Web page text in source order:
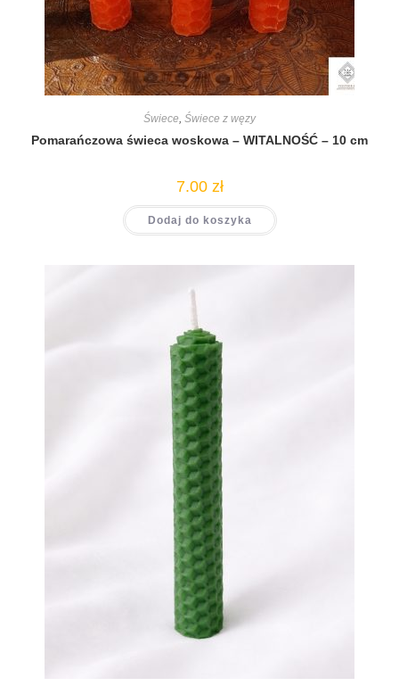
Świece, Świece z węzy
Pomarańczowa świeca woskowa – WITALNOŚĆ – 10 cm
7.00 zł
Dodaj do koszyka